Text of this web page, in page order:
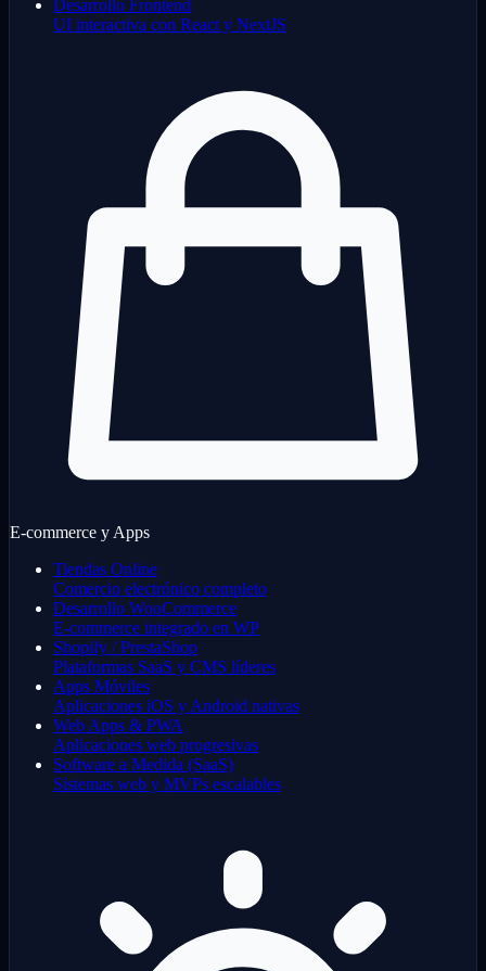
Desarrollo Frontend
UI interactiva con React y NextJS
E-commerce y Apps
Tiendas Online
Comercio electrónico completo
Desarrollo WooCommerce
E-commerce integrado en WP
Shopify / PrestaShop
Plataformas SaaS y CMS líderes
Apps Móviles
Aplicaciones iOS y Android nativas
Web Apps & PWA
Aplicaciones web progresivas
Software a Medida (SaaS)
Sistemas web y MVPs escalables